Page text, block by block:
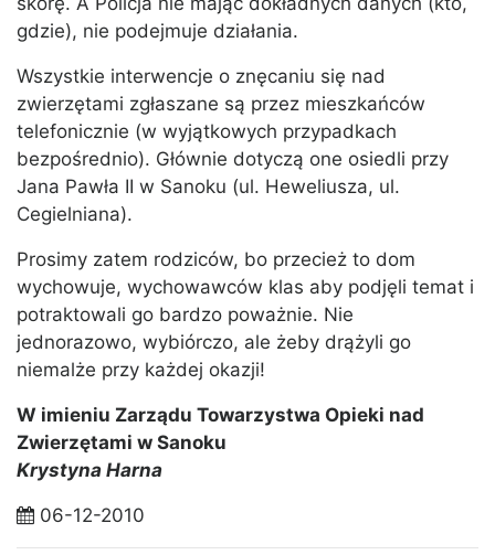
gdzie), nie podejmuje działania.
Wszystkie interwencje o znęcaniu się nad
zwierzętami zgłaszane są przez mieszkańców
telefonicznie (w wyjątkowych przypadkach
bezpośrednio). Głównie dotyczą one osiedli przy
Jana Pawła II w Sanoku (ul. Heweliusza, ul.
Cegielniana).
Prosimy zatem rodziców, bo przecież to dom
wychowuje, wychowawców klas aby podjęli temat i
potraktowali go bardzo poważnie. Nie
jednorazowo, wybiórczo, ale żeby drążyli go
niemalże przy każdej okazji!
W imieniu Zarządu Towarzystwa Opieki nad
Zwierzętami w Sanoku
Krystyna Harna
06-12-2010